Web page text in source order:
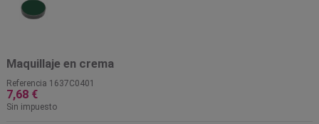
Maquillaje en crema
Referencia 1637C0401
7,68 €
Sin impuesto